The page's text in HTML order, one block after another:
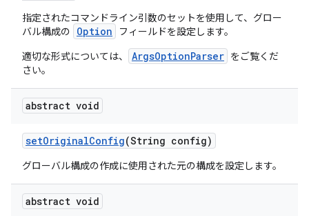
指定されたコマンドライン引数のセットを使用して、グロー
バル構成の
Option
フィールドを設定します。
適切な形式については、
ArgsOptionParser をご覧くだ
さい。
abstract void
setOriginalConfig(String config)
グローバル構成の作成に使用された元の構成を設定します。
abstract void